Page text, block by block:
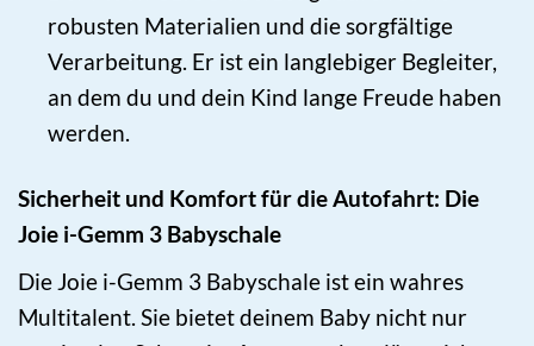
robusten Materialien und die sorgfältige
Verarbeitung. Er ist ein langlebiger Begleiter,
an dem du und dein Kind lange Freude haben
werden.
Sicherheit und Komfort für die Autofahrt: Die
Joie i-Gemm 3 Babyschale
Die Joie i-Gemm 3 Babyschale ist ein wahres
Multitalent. Sie bietet deinem Baby nicht nur